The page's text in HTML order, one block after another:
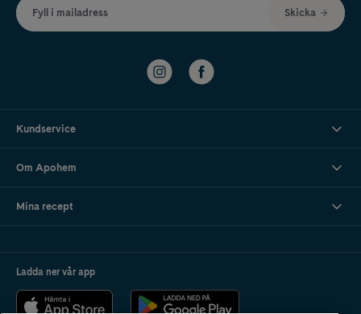
Fyll i mailadress Skicka
Kundservice
Om Apohem
Mina recept
Ladda ner vår app